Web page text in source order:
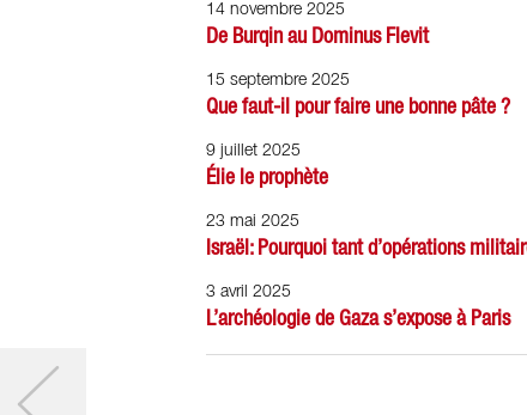
14 novembre 2025
De Burqin au Dominus Flevit
15 septembre 2025
Que faut-il pour faire une bonne pâte ?
9 juillet 2025
Élie le prophète
23 mai 2025
Israël: Pourquoi tant d’opérations
3 avril 2025
L’archéologie de Gaza s’expose à Paris